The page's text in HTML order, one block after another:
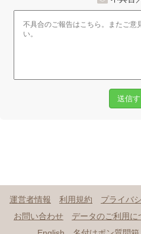
送信
運営者情報 利用規約 プライバ
お問い合わせ
データのご利用に